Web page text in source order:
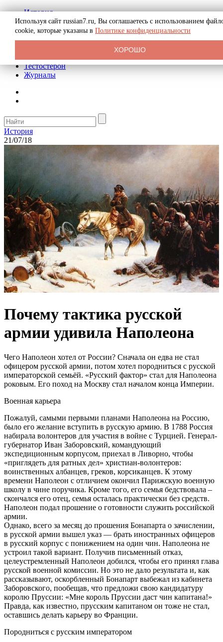
История
Биография
Криминал
Реклама на сайте
Тестостерон
Журналы
История
21/07/18
Почему тактика русской
армии удивила Наполеона
Чего Наполеон хотел от России? Сначала он едва не стал
офицером русской армии, потом хотел породниться с русской
императорской семьёй. «Русский фактор» стал для Наполеона
роковым. Его поход на Москву стал началом конца Империи.
Военная карьера
Пожалуй, самыми первыми планами Наполеона на Россию,
было его желание вступить в русскую армию. В 1788 Россия
набирала волонтеров для участия в войне с Турцией. Генерал-
губернатор Иван Заборовский, командующий
экспедиционным корпусом, приехал в Ливорно, чтобы
«приглядеть для ратных дел» христиан-волонтеров:
воинственных албанцев, греков, корсиканцев. К этому
времени Наполеон с отличием окончил Парижскую военную
школу в чине поручика. Кроме того, его семья бедствовала –
скончался его отец, семья осталась практически без средств.
Наполеон подал прошение о готовности служить российской
армии.
Однако, всего за месяц до прошения Бонапарта о зачислении,
в русской армии вышел указ — брать иностранных офицеров
в русский корпус с понижением на один чин. Наполеона не
устроил такой вариант. Получив письменный отказ,
целеустремленный Наполеон добился, чтобы его принял глава
русской военной комиссии. Но это не дало результата и, как
рассказывают, оскорбленный Бонапарт выбежал из кабинета
Заборовского, пообещав, что предложи свою кандидатуру
королю Пруссии: «Мне король Пруссии даст чин капитана!»
Правда, как известно, прусским капитаном он тоже не стал,
оставшись делать карьеру во Франции.
Породниться с русским императором
Используя сайт russian7.ru, Вы соглашаетесь с использованием
cookie, которые указаны в Политике конфиденциальности
ХОРОШО